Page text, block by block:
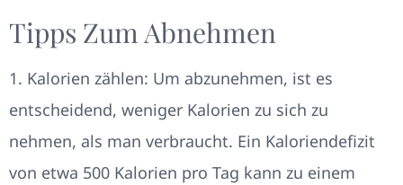
Tipps Zum Abnehmen
1. Kalorien zählen: Um abzunehmen, ist es
entscheidend, weniger Kalorien zu sich zu
nehmen, als man verbraucht. Ein Kaloriendefizit
von etwa 500 Kalorien pro Tag kann zu einem